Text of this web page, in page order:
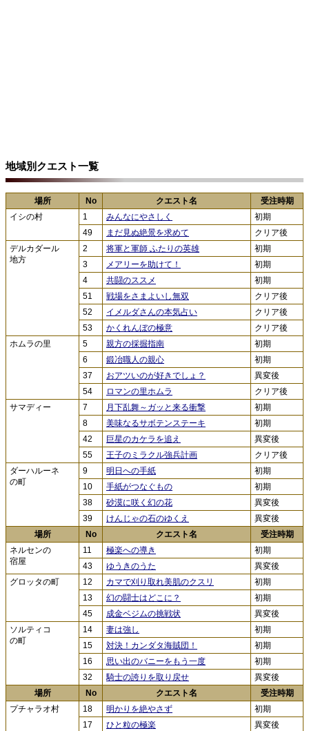
地域別クエスト一覧
場所 No クエスト名
受注時期
イシの村
1 みんなにやさしく
初期
49
まだ見ぬ絶景を求めて
クリア後
デルカダール
地方
2 将軍と軍師 ふたりの英雄
初期
3
メアリーを助けて！
初期
4
共闘のススメ
初期
51
戦場をさまよいし無双
クリア後
52
イメルダさんの本気占い
クリア後
53
かくれんぼの極意
クリア後
ホムラの里
5 親方の採掘指南
初期
6
鍛冶職人の親心
初期
37
おアツいのが好きでしょ？
異変後
54
ロマンの里ホムラ
クリア後
サマディー
7 月下乱舞～ガッと来る衝撃
初期
8
美味なるサボテンステーキ
初期
42
巨星のカケラを追え
異変後
55
王子のミラクル強兵計画
クリア後
ダーハルーネ
の町
9 明日への手紙
初期
10
手紙がつなぐもの
初期
38
砂漠に咲く幻の花
異変後
39
けんじゃの石のゆくえ
異変後
場所
No クエスト名
受注時期
ネルセンの
宿屋
11 極楽への導き
初期
43
ゆうきのうた
異変後
グロッタの町
12 カマで刈り取れ美肌のクスリ
初期
13
幻の闘士はどこに？
初期
45
成金ベジムの挑戦状
異変後
ソルティコ
の町
14 妻は強し
初期
15
対決！カンダタ海賊団！
初期
16
思い出のバニーをもう一度
初期
32
騎士の誇りを取り戻せ
異変後
場所
No クエスト名
受注時期
プチャラオ村
18 明かりを絶やさず
初期
17
ひと粒の極楽 異変後